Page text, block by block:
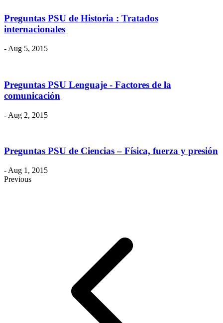
Preguntas PSU de Historia : Tratados
internacionales
- Aug 5, 2015
Preguntas PSU Lenguaje - Factores de la
comunicación
- Aug 2, 2015
Preguntas PSU de Ciencias – Física, fuerza y presión
- Aug 1, 2015
Previous